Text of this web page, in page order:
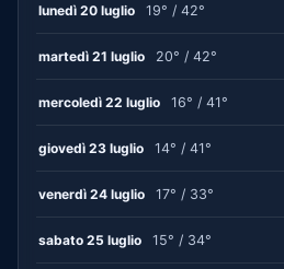
lunedì 20 luglio 19° / 42°
martedì 21 luglio 20° / 42°
mercoledì 22 luglio 16° / 41°
giovedì 23 luglio 14° / 41°
venerdì 24 luglio 17° / 33°
sabato 25 luglio 15° / 34°